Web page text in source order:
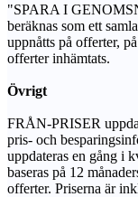
"SPARA I
beräknas som ett
uppnåtts på offerter,
offerter inhämtats.
Övrigt
FRÅN-PRISER
pris- och
uppdateras en gång i
baseras på 12
offerter. Priserna är